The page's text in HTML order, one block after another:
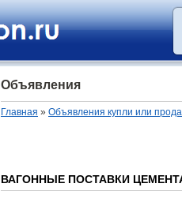
Объявления
Главная » Объявления купли или
ВАГОННЫЕ ПОСТАВКИ